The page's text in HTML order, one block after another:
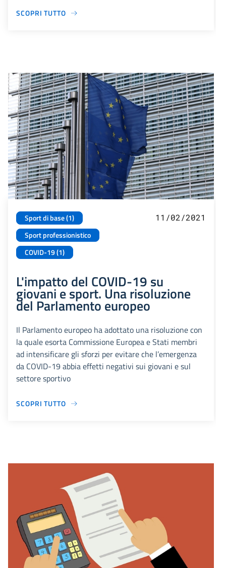
SCOPRI TUTTO
Sport di base (1)
Sport professionistico
COVID-19 (1)
11/02/2021
L'impatto del COVID-19 su
giovani e sport. Una risoluzione
del Parlamento europeo
Il Parlamento europeo ha adottato una risoluzione con
la quale esorta Commissione Europea e Stati membri
ad intensificare gli sforzi per evitare che l’emergenza
da COVID-19 abbia effetti negativi sui giovani e sul
settore sportivo
SCOPRI TUTTO